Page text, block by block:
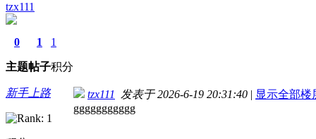
tzx111
0
主题
1
帖子
1
积分
新手上路 tzx111 发表于 2026-6-19 20:31:40 | 显示全部楼
ggggggggggg